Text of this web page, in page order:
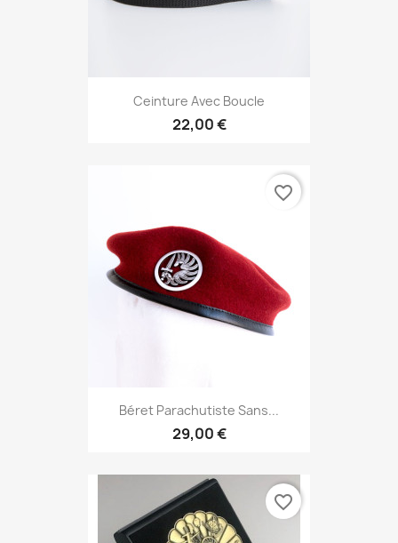
Ceinture Avec Boucle
22,00 €
Béret Parachutiste Sans...
29,00 €
favorite_border
favorite_border